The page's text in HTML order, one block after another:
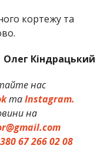
кортежу та
Олег Кіндрацький
нас
таInstagram.
на
67 266 02 08